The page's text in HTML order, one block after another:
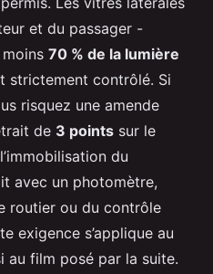
et du passager -
70 % de la lumière
strictement contrôlé. Si
risquez une amende
de 3 points sur le
du
avec un photomètre,
routier ou du contrôle
exigence s’applique au
au film posé par la suite.